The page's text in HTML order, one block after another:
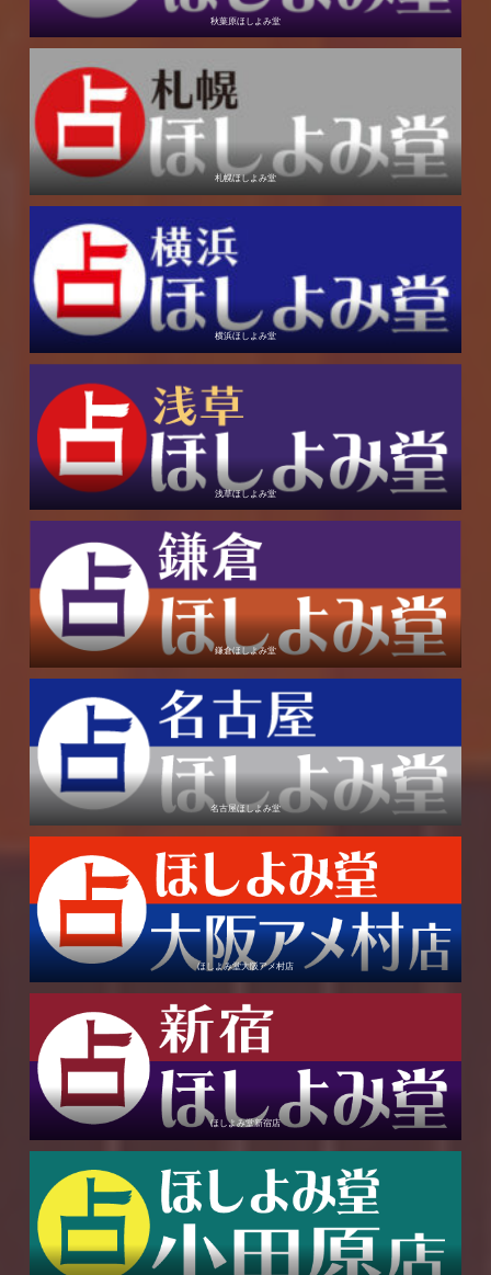
秋葉原ほしよみ堂
札幌ほしよみ堂
横浜ほしよみ堂
浅草ほしよみ堂
鎌倉ほしよみ堂
名古屋ほしよみ堂
ほしよみ堂大阪アメ村店
ほしよみ堂新宿店